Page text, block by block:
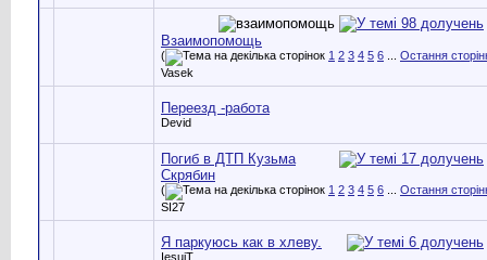
Взаимопомощь
( 1 2 3 4 5 6
Остання
Vasek
Переезд -работа
Devid
Погиб в ДТП Кузьма
Скрябин
( 1 2 3 4 5 6
Остання
SI27
Я паркуюсь как в хлеву.
IesuiT